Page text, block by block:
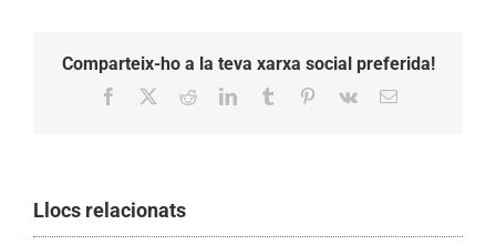
Comparteix-ho a la teva xarxa social preferida!
Facebook RedditLinkedInTumblr Pinterest
Vk Email:
Llocs relacionats